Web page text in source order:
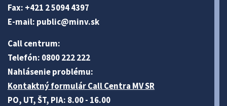
Fax: +421 2 5094 4397
E-mail: public@minv.sk
Call centrum:
Telefón: 0800 222 222
Nahlásenie problému:
Kontaktný formulár Call Centra MV SR
PO, UT, ŠT, PIA: 8.00 - 16.00